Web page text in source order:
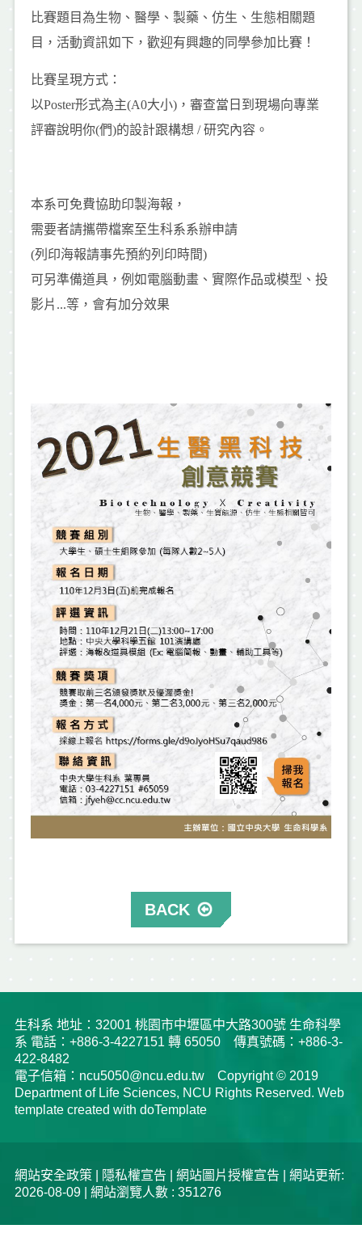
比賽題目為生物、醫學、製藥、仿生、生態相關題
目，活動資訊如下，歡迎有興趣的同學參加比賽！
比賽呈現方式：
以Poster形式為主(A0大小)，審查當日到現場向專業
評審說明你(們)的設計跟構想 / 研究內容。
本系可免費協助印製海報，
需要者請攜帶檔案至生科系系辦申請
(列印海報請事先預約列印時間)
可另準備道具，例如電腦動畫、實際作品或模型、投
影片...等，會有加分效果
BACK
生科系 地址：32001 桃園市中壢區中大路300號 生命科學
系 電話：+886-3-4227151 轉 65050 傳真號碼：+886-3-
422-8482
電子信箱：ncu5050@ncu.edu.tw Copyright © 2019
Department of Life Sciences, NCU Rights Reserved. Web
template created with doTemplate
網站安全政策 隱私權宣告 網站圖片授權宣告 | 網站更新:
2026-08-09 | 網站瀏覽人數 : 351276